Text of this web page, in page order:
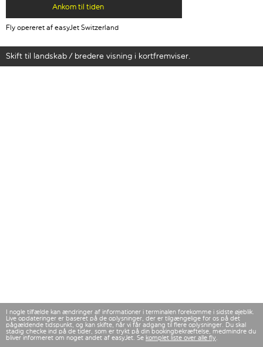
Ankom til tiden
Fly opereret af easyJet Switzerland
Skift til landskab / bredere visning i kortfremviser.
I nogle tilfælde kan ændringer af informationer i terminalen forekomme i sidste øjeblik.
Live opdateringer er baseret på de oplysninger, der er tilgængelige for os på det
pågældende tidspunkt, og kan skifte, når vi får adgang til flere oplysninger. Du skal
stadig checke ind på de tider, som er trykt på din bookingbekræftelse, medmindre du
bliver informeret om noget andet af easyJet. Se komplet liste over alle fly.